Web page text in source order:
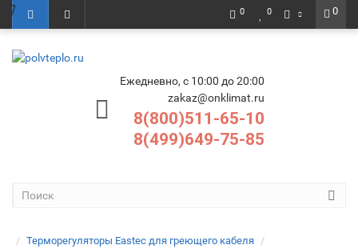
0
0 0
Ежедневно, с 10:00 до 20:00
zakaz@onklimat.ru
8(800)511-65-10
8(499)649-75-85
Терморегуляторы Eastec для греющего кабеля